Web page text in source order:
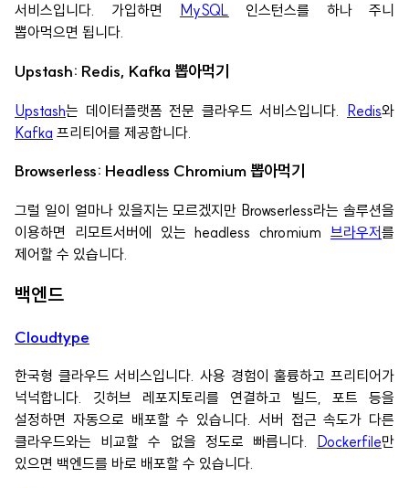
서비스입니다. 가입하면
MySQL 인스턴스를 하나 주니
뽑아먹으면 됩니다.
Upstash: Redis, Kafka 뽑아먹기
Upstash는 데이터플랫폼 전문 클라우드 서비스입니다. Redis와
Kafka 프리티어를 제공합니다.
Browserless: Headless Chromium 뽑아먹기
그럴 일이 얼마나 있을지는 모르겠지만 Browserless라는 솔루션을
이용하면 리모트서버에 있는 headless chromium 브라우저를
제어할 수 있습니다.
백엔드
Cloudtype
한국형 클라우드 서비스입니다. 사용 경험이 훌륭하고 프리티어가
넉넉합니다. 깃허브 레포지토리를 연결하고 빌드, 포트 등을
설정하면 자동으로 배포할 수 있습니다. 서버 접근 속도가 다른
클라우드와는 비교할 수 없을 정도로 빠릅니다.
Dockerfile만
있으면 백엔드를 바로 배포할 수 있습니다.